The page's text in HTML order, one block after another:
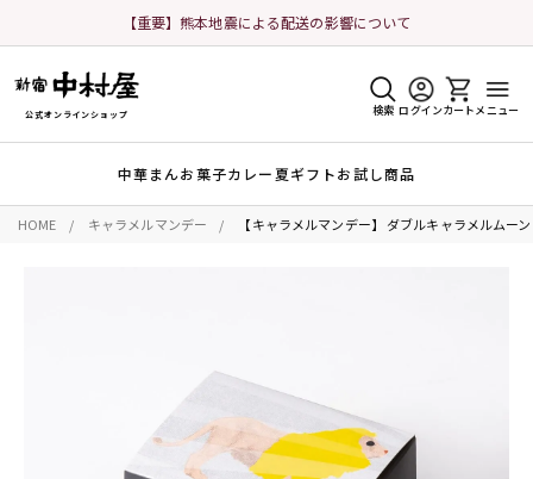
【重要】熊本地震による配送の影響について
公式オンラインショップ 検索 ログインカート メニュー
中華まんお菓子カレー夏ギフトお試し商品
HOME キャラメルマンデー 【キャラメルマンデー】 ダブルキャラメルムー